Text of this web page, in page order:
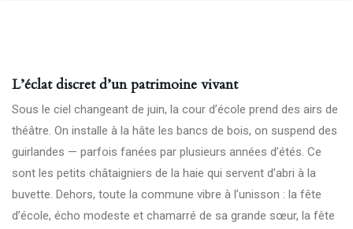
L’éclat discret d’un patrimoine vivant
Sous le ciel changeant de juin, la cour d’école prend des airs de
théâtre. On installe à la hâte les bancs de bois, on suspend des
guirlandes — parfois fanées par plusieurs années d’étés. Ce
sont les petits châtaigniers de la haie qui servent d’abri à la
buvette. Dehors, toute la commune vibre à l’unisson : la fête
d’école, écho modeste et chamarré de sa grande sœur, la fête